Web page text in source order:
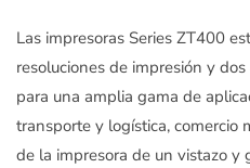
Las impresoras Series ZT400
resoluciones de impresión y
para una amplia gama de
transporte y logística, comercio
de la impresora de un vistazo y